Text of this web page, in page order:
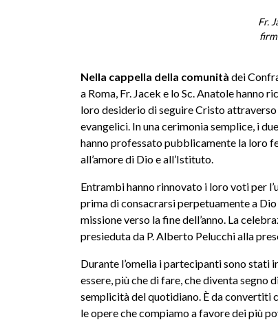
Fr.
Nella cappella della comunità dei
a Roma, Fr. Jacek e lo Sc. Anatole hanno
loro desiderio di seguire Cristo
evangelici. In una cerimonia semplice, i
hanno professato pubblicamente la loro
all’amore di Dio e all’Istituto.
Entrambi hanno rinnovato i loro voti per
prima di consacrarsi perpetuamente a
missione verso la fine dell’anno. La
presieduta da P. Alberto Pelucchi alla
Durante l’omelia i partecipanti sono stati
essere, più che di fare, che diventa
semplicità del quotidiano. È da convertiti
le opere che compiamo a favore dei più